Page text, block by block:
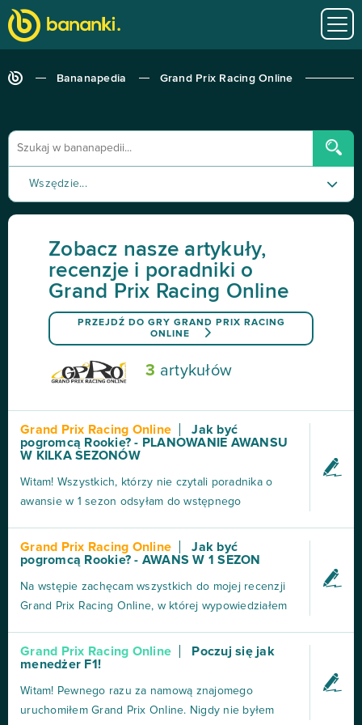
Bananapedia Grand Prix Racing Online
Wszędzie...
Recenzja
Tutorial
Zobacz nasze artykuły,
recenzje i poradniki o
Grand Prix Racing Online
PRZEJDŹ DO GRY GRAND PRIX RACING
ONLINE
3 artykułów
Grand Prix Racing Online
Jak być
pogromcą Rookie? - PLANOWANIE AWANSU
W KILKA SEZONÓW
Witam! Wszystkich, którzy nie czytali poradnika o
awansie w 1 sezon odsyłam do wstępnego
szczegółów dotyczących planowania sezonu.
Ponownie pierwszą rzeczą na jaką trzeba zwrócić
uwagę jest zakontraktowanie kierowcy.
Przyszłościowy kierowca ma najpier...
Grand Prix Racing Online
Jak być
pogromcą Rookie? - AWANS W 1 SEZON
Na wstępie zachęcam wszystkich do mojej recenzji
Grand Prix Racing Online, w której wypowiedziałem
poruszyć kwestie wyścigów w rookie - na co zwracać
uwagę i jak zacząć swoją przygodę z wyścigami,
żeby wyniki były satysfakcjonujące? Powstanie
wersj...
Grand Prix Racing Online
Poczuj się jak
menedżer F1!
Witam! Pewnego razu za namową znajomego
uruchomiłem Grand Prix Online. Nigdy nie byłem